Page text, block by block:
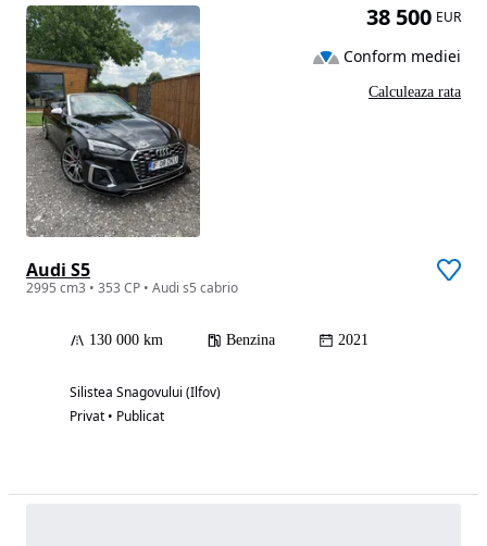
Audi S5
2995 cm3 • 353 CP • Audi s5 cabrio
130 000 km Benzina 2021
Silistea Snagovului (Ilfov)
Privat • Publicat
38 500 EUR
Conform mediei
Calculeaza rata